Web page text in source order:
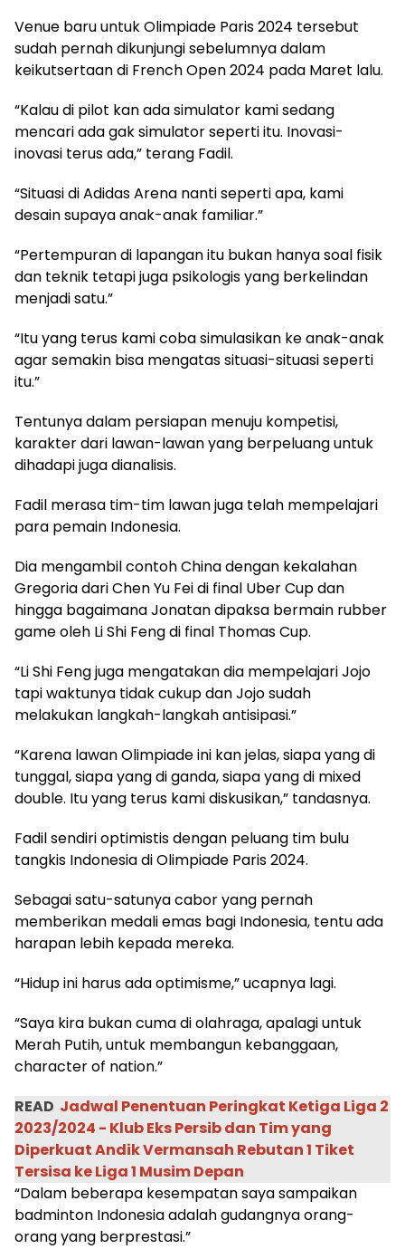
Venue baru untuk Olimpiade Paris 2024 tersebut
sudah pernah dikunjungi sebelumnya dalam
keikutsertaan di French Open 2024 pada Maret lalu.
“Kalau di pilot kan ada simulator kami sedang
mencari ada gak simulator seperti itu. Inovasi-
inovasi terus ada,” terang Fadil.
“Situasi di Adidas Arena nanti seperti apa, kami
desain supaya anak-anak familiar.”
“Pertempuran di lapangan itu bukan hanya soal fisik
dan teknik tetapi juga psikologis yang berkelindan
menjadi satu.”
“Itu yang terus kami coba simulasikan ke anak-anak
agar semakin bisa mengatas situasi-situasi seperti
itu.”
Tentunya dalam persiapan menuju kompetisi,
karakter dari lawan-lawan yang berpeluang untuk
dihadapi juga dianalisis.
Fadil merasa tim-tim lawan juga telah mempelajari
para pemain Indonesia.
Dia mengambil contoh China dengan kekalahan
Gregoria dari Chen Yu Fei di final Uber Cup dan
hingga bagaimana Jonatan dipaksa bermain rubber
game oleh Li Shi Feng di final Thomas Cup.
“Li Shi Feng juga mengatakan dia mempelajari Jojo
tapi waktunya tidak cukup dan Jojo sudah
melakukan langkah-langkah antisipasi.”
“Karena lawan Olimpiade ini kan jelas, siapa yang di
tunggal, siapa yang di ganda, siapa yang di mixed
double. Itu yang terus kami diskusikan,” tandasnya.
Fadil sendiri optimistis dengan peluang tim bulu
tangkis Indonesia di Olimpiade Paris 2024.
Sebagai satu-satunya cabor yang pernah
memberikan medali emas bagi Indonesia, tentu ada
harapan lebih kepada mereka.
“Hidup ini harus ada optimisme,” ucapnya lagi.
“Saya kira bukan cuma di olahraga, apalagi untuk
Merah Putih, untuk membangun kebanggaan,
character of nation.”
READ Jadwal Penentuan Peringkat Ketiga Liga 2
2023/2024 - Klub Eks Persib dan Tim yang
Diperkuat Andik Vermansah Rebutan 1 Tiket
Tersisa ke Liga 1 Musim Depan
“Dalam beberapa kesempatan saya sampaikan
badminton Indonesia adalah gudangnya orang-
orang yang berprestasi.”